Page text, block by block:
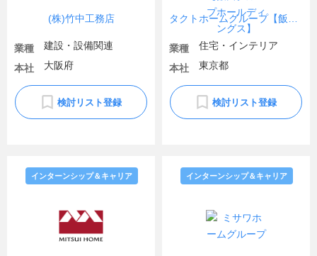
(株)竹中工務店
業種
建設・設備関連
本社
大阪府
検討リスト登録
業種
住宅・インテリア
本社
東京都
検討リスト登録
インターンシップ＆キャリア インターンシップ＆キャリア